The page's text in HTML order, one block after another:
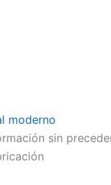
moderno
sin